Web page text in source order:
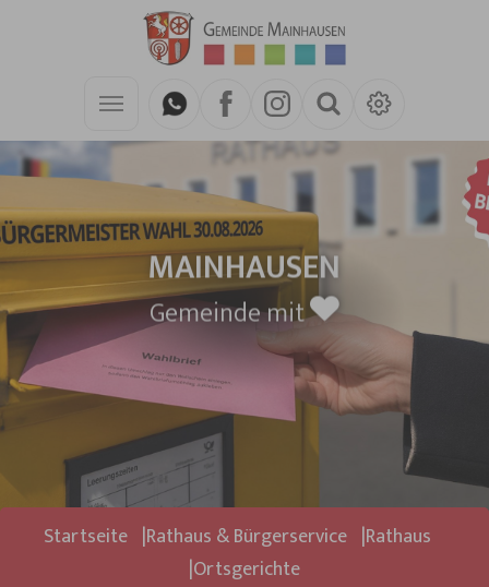
Zum Hauptinhalt springen
MAINHAUSEN
Gemeinde mit
Sie sind hier:
Startseite Rathaus & Bürgerservice Rathaus
Ortsgerichte